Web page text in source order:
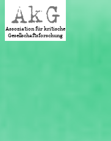
Assoziation für kritische
Gesellschaftsforschung